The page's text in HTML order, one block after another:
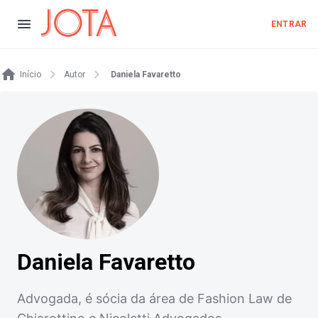
ENTRAR
Início Autor Daniela Favaretto
Daniela Favaretto
Advogada, é sócia da área de Fashion Law de